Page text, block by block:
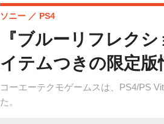
『ブルーリフレク
イテムつきの限定版
コーエーテクモゲームスは、PS4/PS
た。
ソニー PS4